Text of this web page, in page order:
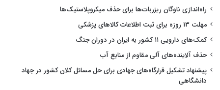
راه‌اندازی ناوگان ریزربات‌ها برای حذف میکروپلاستیک‌ها
مهلت ۱۳ روزه برای ثبت اطلاعات کالاهای پزشکی
کمک‌های دارویی ۱۱ کشور به ایران در دوران جنگ
حذف آلاینده‌های آلی مقاوم از منابع آب
پیشنهاد تشکیل قرارگاه‌های جهادی برای حل مسائل کلان کشور در جهاد
دانشگاهی